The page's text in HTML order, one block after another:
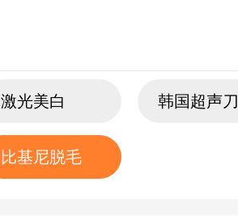
激光美白 韩国超声刀
比基尼脱毛